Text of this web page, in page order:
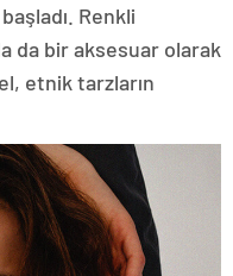
Renkli
da bir aksesuar olarak
etnik tarzların